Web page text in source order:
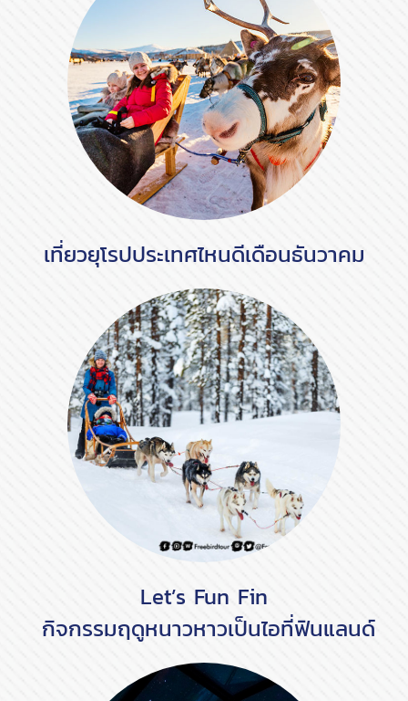
เที่ยวยุโรปประเทศไหนดีเดือนธันวาคม
Let’s Fun Fin
กิจกรรมฤดูหนาวหาวเป็นไอที่ฟินแลนด์